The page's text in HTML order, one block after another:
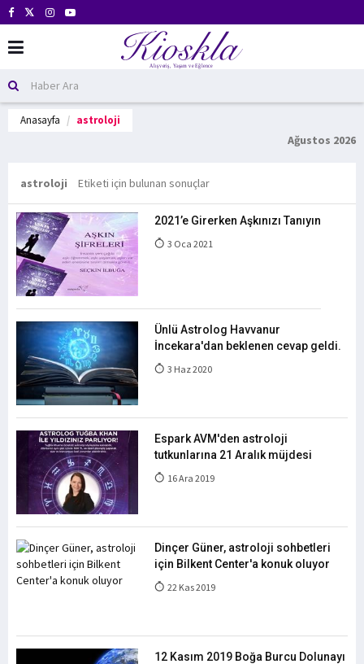
Anasayfa astroloji
Ağustos 2026
astroloji Etiketi için bulunan sonuçlar
2021’e Girerken Aşkınızı Tanıyın
3 Oca 2021
Ünlü Astrolog Havvanur
İncekara'dan beklenen cevap geldi.
3 Haz 2020
Espark AVM'den astroloji
tutkunlarına 21 Aralık müjdesi
16 Ara 2019
Dinçer Güner, astroloji sohbetleri
için Bilkent Center'a konuk oluyor
22 Kas 2019
12 Kasım 2019 Boğa Burcu Dolunayı